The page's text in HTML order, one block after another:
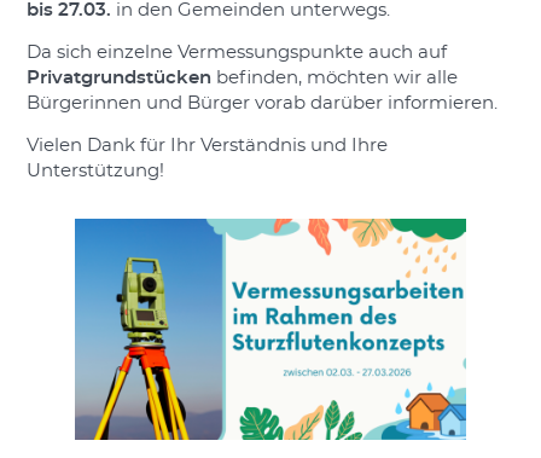
bis 27.03. in den Gemeinden unterwegs.
Da sich einzelne Vermessungspunkte auch auf
Privatgrundstückenbefinden, möchten wir alle
Bürgerinnen und Bürger vorab darüber informieren.
Vielen Dank für Ihr Verständnis und Ihre
Unterstützung!